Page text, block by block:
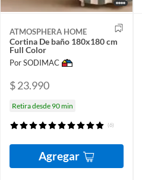
ATMOSPHERA HOME
Cortina De baño 180x180 cm
Full Color
Por SODIMAC
$ 23.990
Retira desde 90 min
(6)
Agregar